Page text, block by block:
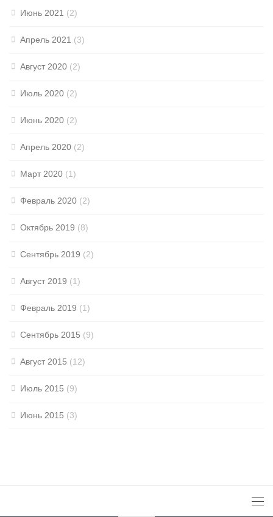
Июнь 2021 (2)
Апрель 2021 (3)
Август 2020 (2)
Июль 2020 (2)
Июнь 2020 (2)
Апрель 2020 (2)
Март 2020 (1)
Февраль 2020 (2)
Октябрь 2019 (8)
Сентябрь 2019 (2)
Август 2019 (1)
Февраль 2019 (1)
Сентябрь 2015 (9)
Август 2015 (12)
Июль 2015 (9)
Июнь 2015 (3)